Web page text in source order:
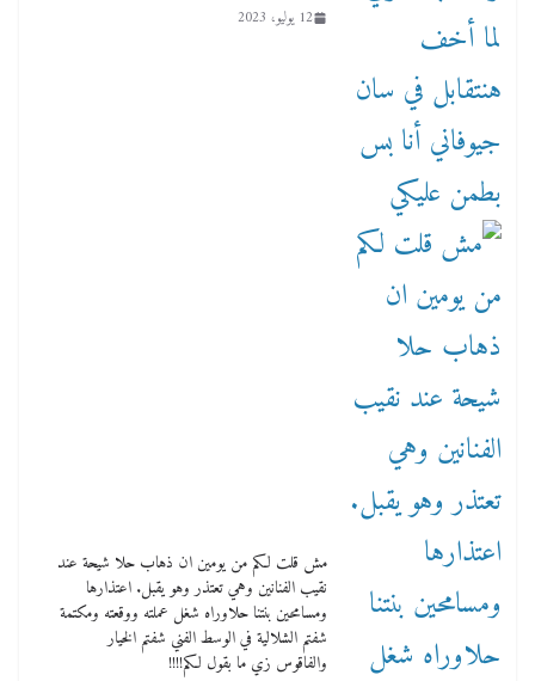
12 يوليو، 2023
مش قلت لكم من يومين ان ذهاب حلا شيحة عند
نقيب الفنانين وهي تعتذر وهو يقبل. اعتذارها
ومسامحين بنتنا حلاوراه شغل عملته ووقعته ومكتمة
شفتم الشلالية في الوسط الفني شفتم الخيار
والفاقوس زي ما بقول لكم!!!!